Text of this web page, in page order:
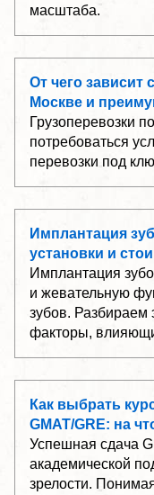
масштаба.
От чего зависит
Москве и
Грузоперевозки
потребоваться
перевозки под
Имплантация
установки и
Имплантация
и жевательную
зубов. Разбираем
факторы,
Как выбрать
GMAT/GRE: на
Успешная сдача
академической
зрелости.